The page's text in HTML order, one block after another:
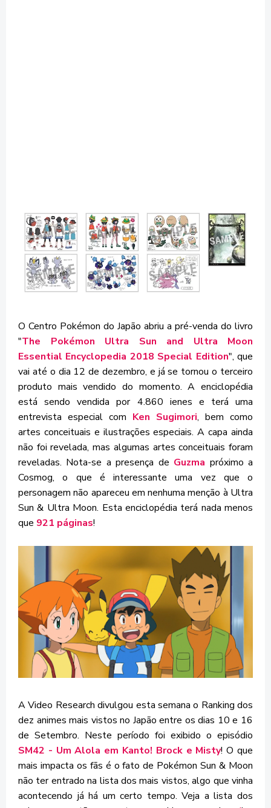
O Centro Pokémon do Japão abriu a pré-venda do livro
"The Pokémon Ultra Sun and Ultra Moon
Essential Encyclopedia 2018 Special Edition", que
vai até o dia 12 de dezembro, e já se tornou o terceiro
produto mais vendido do momento. A enciclopédia
está sendo vendida por 4.860 ienes e terá uma
entrevista especial com Ken Sugimori, bem como
artes conceituais e ilustrações especiais. A capa ainda
não foi revelada, mas algumas artes conceituais foram
reveladas. Nota-se a presença de Guzma próximo a
Cosmog, o que é interessante uma vez que o
personagem não apareceu em nenhuma menção à Ultra
Sun & Ultra Moon. Esta enciclopédia terá nada menos
que 921 páginas!
A Video Research divulgou esta semana o Ranking dos
dez animes mais vistos no Japão entre os dias 10 e 16
de Setembro. Neste período foi exibido o episódio
SM42 - Um Alola em Kanto! Brock e Misty! O que
mais impacta os fãs é o fato de Pokémon Sun & Moon
não ter entrado na lista dos mais vistos, algo que vinha
acontecendo já há um certo tempo. Veja a lista dos